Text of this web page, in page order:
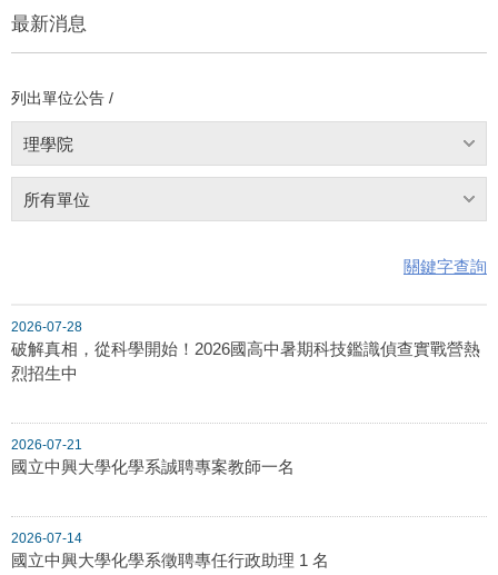
最新消息
列出單位公告 /
理學院
所有單位
關鍵字查詢
2026-07-28
破解真相，從科學開始！2026國高中暑期科技鑑識偵查實戰營熱
烈招生中
2026-07-21
國立中興大學化學系誠聘專案教師一名
2026-07-14
國立中興大學化學系徵聘專任行政助理 1 名